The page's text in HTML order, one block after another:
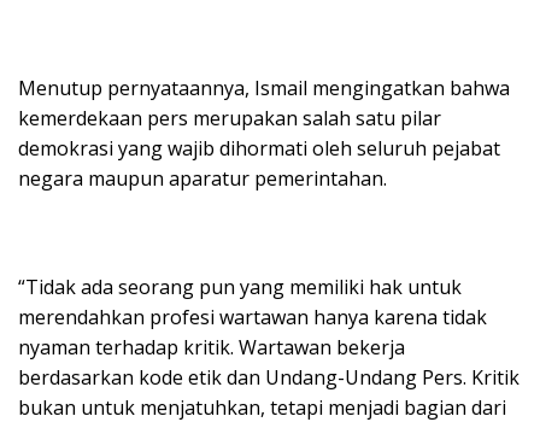
Menutup pernyataannya, Ismail mengingatkan bahwa
kemerdekaan pers merupakan salah satu pilar
demokrasi yang wajib dihormati oleh seluruh pejabat
negara maupun aparatur pemerintahan.
“Tidak ada seorang pun yang memiliki hak untuk
merendahkan profesi wartawan hanya karena tidak
nyaman terhadap kritik. Wartawan bekerja
berdasarkan kode etik dan Undang-Undang Pers. Kritik
bukan untuk menjatuhkan, tetapi menjadi bagian dari